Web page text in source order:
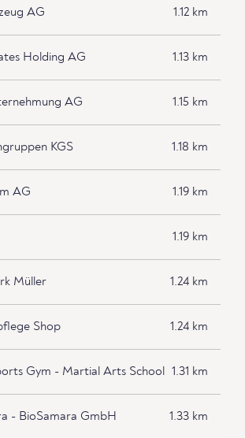
AG 1.12 km
Holding AG 1.13 km
AG 1.15 km
KGS 1.18 km
AG 1.19 km
1.19 km
Müller 1.24 km
Shop 1.24 km
Gym - Martial Arts School 1.31 km
- BioSamara GmbH 1.33 km